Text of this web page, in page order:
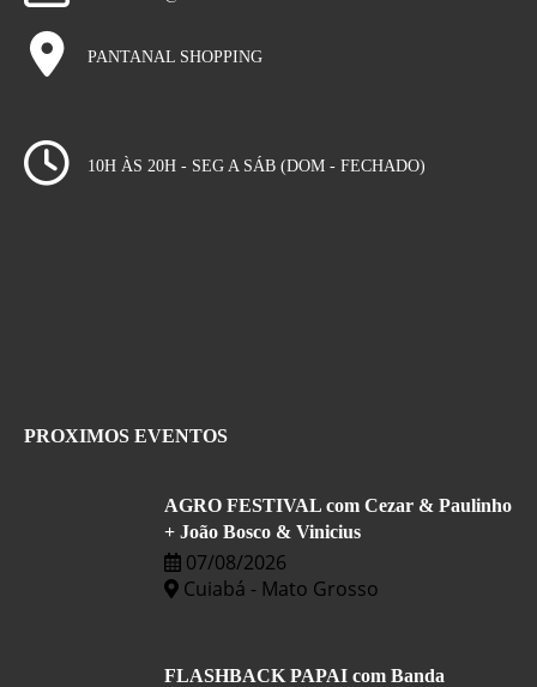
PANTANAL SHOPPING
10H ÀS 20H - SEG A SÁB (DOM - FECHADO)
PROXIMOS EVENTOS
AGRO FESTIVAL com Cezar & Paulinho
+ João Bosco & Vinicius
07/08/2026
Cuiabá - Mato Grosso
FLASHBACK PAPAI com Banda